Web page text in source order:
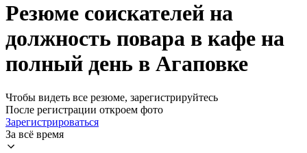
Резюме соискателей на
должность повара в кафе на
полный день в Агаповке
Чтобы видеть все резюме, зарегистрируйтесь
После регистрации откроем фото
Зарегистрироваться
За всё время